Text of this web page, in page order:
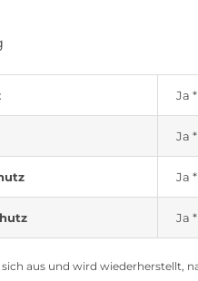
Ja *
Ja
Ja
Ja
sich aus und wird wiederherstellt,